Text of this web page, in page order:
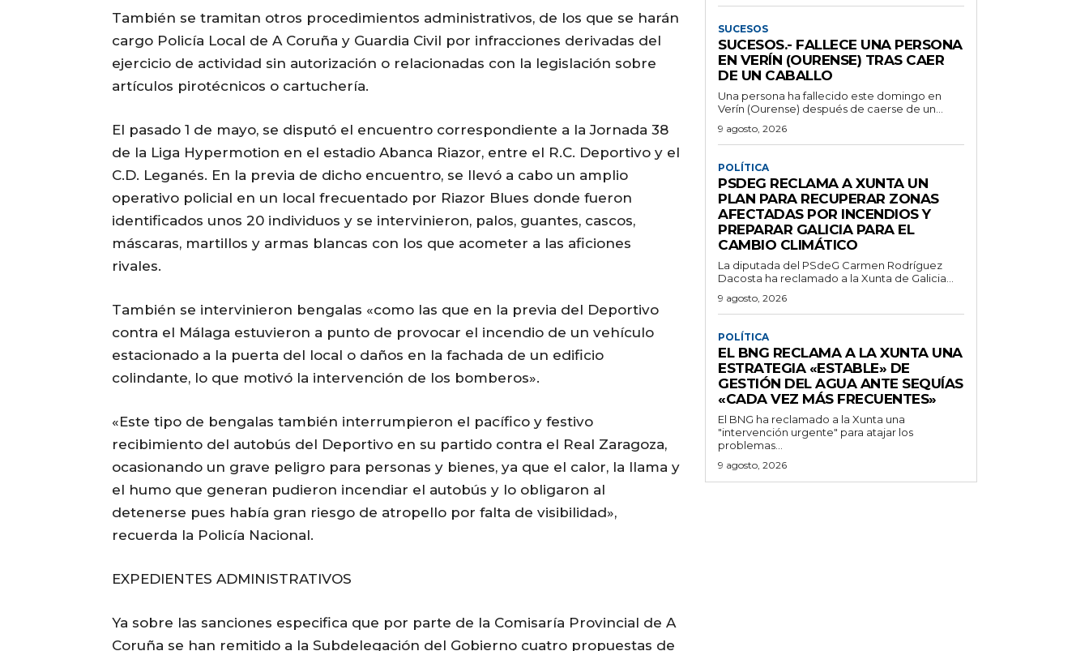
También se tramitan otros procedimientos administrativos, de los que se harán
cargo Policía Local de A Coruña y Guardia Civil por infracciones derivadas del
ejercicio de actividad sin autorización o relacionadas con la legislación sobre
artículos pirotécnicos o cartuchería.
El pasado 1 de mayo, se disputó el encuentro correspondiente a la Jornada 38
de la Liga Hypermotion en el estadio Abanca Riazor, entre el R.C. Deportivo y el
C.D. Leganés. En la previa de dicho encuentro, se llevó a cabo un amplio
operativo policial en un local frecuentado por Riazor Blues donde fueron
identificados unos 20 individuos y se intervinieron, palos, guantes, cascos,
máscaras, martillos y armas blancas con los que acometer a las aficiones
rivales.
También se intervinieron bengalas «como las que en la previa del Deportivo
contra el Málaga estuvieron a punto de provocar el incendio de un vehículo
estacionado a la puerta del local o daños en la fachada de un edificio
colindante, lo que motivó la intervención de los bomberos».
«Este tipo de bengalas también interrumpieron el pacífico y festivo
recibimiento del autobús del Deportivo en su partido contra el Real Zaragoza,
ocasionando un grave peligro para personas y bienes, ya que el calor, la llama y
el humo que generan pudieron incendiar el autobús y lo obligaron al
detenerse pues había gran riesgo de atropello por falta de visibilidad»,
recuerda la Policía Nacional.
EXPEDIENTES ADMINISTRATIVOS
Ya sobre las sanciones especifica que por parte de la Comisaría Provincial de A
Coruña se han remitido a la Subdelegación del Gobierno cuatro propuestas de
SUCESOS
SUCESOS.- FALLECE UNA PERSONA
EN VERÍN (OURENSE) TRAS CAER
DE UN CABALLO
Una persona ha fallecido este domingo en
Verín (Ourense) después de caerse de un...
9 agosto, 2026
POLÍTICA
PSDEG RECLAMA A XUNTA UN
PLAN PARA RECUPERAR ZONAS
AFECTADAS POR INCENDIOS Y
PREPARAR GALICIA PARA EL
CAMBIO CLIMÁTICO
La diputada del PSdeG Carmen Rodríguez
Dacosta ha reclamado a la Xunta de Galicia...
9 agosto, 2026
POLÍTICA
EL BNG RECLAMA A LA XUNTA UNA
ESTRATEGIA «ESTABLE» DE
GESTIÓN DEL AGUA ANTE SEQUÍAS
«CADA VEZ MÁS FRECUENTES»
El BNG ha reclamado a la Xunta una
"intervención urgente" para atajar los
problemas...
9 agosto, 2026